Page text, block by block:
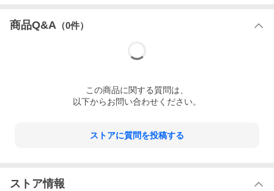
商品Q&A （0件）
この商品に関する質問は、
以下からお問い合わせください。
ストアに質問を投稿する
ストア情報